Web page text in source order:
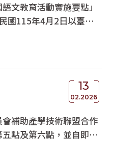
文教育活動實施要點」
國115年4月2日以臺教
13
02.2026
補助產學技術聯盟合作
點及第六點，並自即日